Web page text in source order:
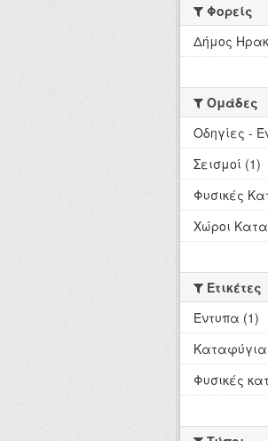
Φορείς
Δήμος
Ομάδες
Οδηγίες -
Σεισμοί (1)
Φυσικές
Χώροι
Ετικέτες
Έντυπα (1)
Καταφύγια
Φυσικές